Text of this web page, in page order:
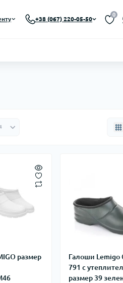
+38 (067) 220-05-50
0
размер
Галоши Lemigo
791 с
размер 39